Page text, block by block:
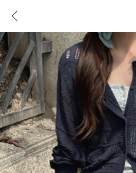
로그인
콘텐츠 리뷰 & 혜택
CATEGORY
도착보장⚡